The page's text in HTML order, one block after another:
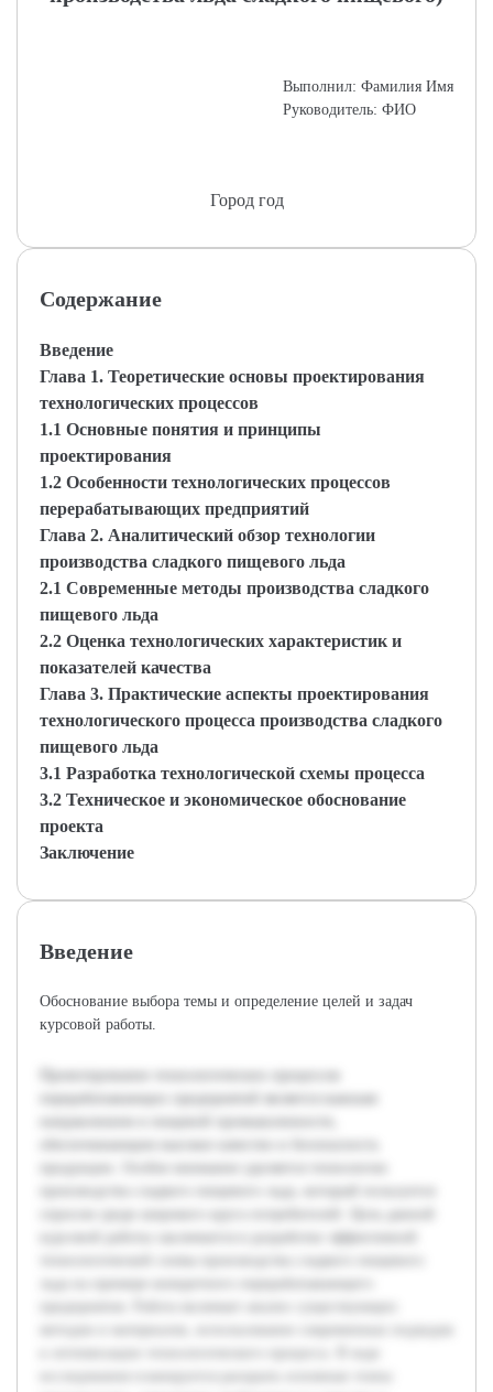
Выполнил: Фамилия Имя
Руководитель: ФИО
Город год
Содержание
Введение
Глава 1. Теоретические основы проектирования
технологических процессов
1.1 Основные понятия и принципы
проектирования
1.2 Особенности технологических процессов
перерабатывающих предприятий
Глава 2. Аналитический обзор технологии
производства сладкого пищевого льда
2.1 Современные методы производства сладкого
пищевого льда
2.2 Оценка технологических характеристик и
показателей качества
Глава 3. Практические аспекты проектирования
технологического процесса производства сладкого
пищевого льда
3.1 Разработка технологической схемы процесса
3.2 Техническое и экономическое обоснование
проекта
Заключение
Введение
Обоснование выбора темы и определение целей и задач
курсовой работы.